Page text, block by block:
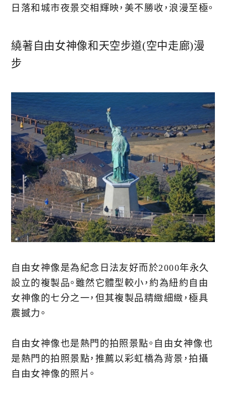
日落和城市夜景交相輝映，美不勝收，浪漫至極。
繞著自由女神像和天空步道(空中走廊)漫
步
自由女神像是為紀念日法友好而於2000年永久
設立的複製品。雖然它體型較小，約為紐約自由
女神像的七分之一，但其複製品精緻細緻，極具
震撼力。
自由女神像也是熱門的拍照景點。自由女神像也
是熱門的拍照景點，推薦以彩虹橋為背景，拍攝
自由女神像的照片。